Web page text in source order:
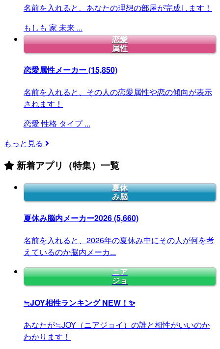
名前を入れると、あなたの理想の部屋が完成します！
もしも 家 未来 ...
恋愛
属性
恋愛属性メーカー(15,850)
名前を入れると、その人の恋愛属性や恋の傾向が表示
されます！
恋愛 性格 タイプ ...
もっと見る
新着アプリ（特集）一覧
夏休
み脳
夏休み脳内メーカー2026(5,660)
名前を入れると、2026年の夏休み中にその人が何を考
えているのか脳内メーカ...
ニア
ジョ
≒JOY相性ランキングNEW！✨
あなたが≒JOY（ニアジョイ）の誰と相性がいいのか
わかります！